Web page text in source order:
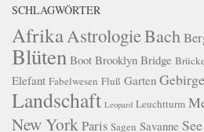
SCHLAGWÖRTER
AfrikaAstrologieBach
Blüten Boot Brooklyn Bridge Brücke
Elefant Fabelwesen Fluß Garten Gebirge
Landschaft Leopard Leuchtturm
New YorkParis Sagen Savanne See